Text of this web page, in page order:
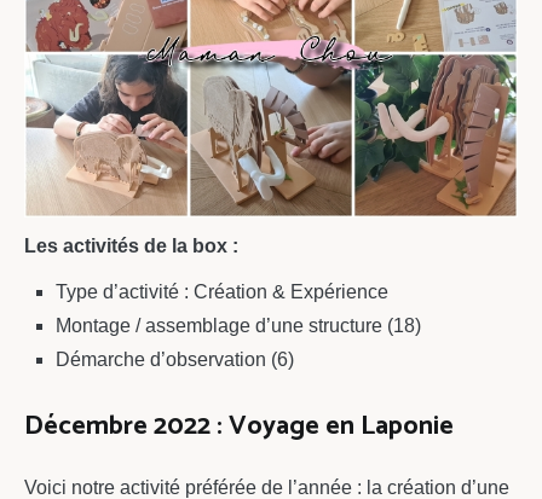
Les activités de la box :
Type d’activité : Création & Expérience
Montage / assemblage d’une structure (18)
Démarche d’observation (6)
Décembre 2022 : Voyage en Laponie
Voici notre activité préférée de l’année : la création d’une